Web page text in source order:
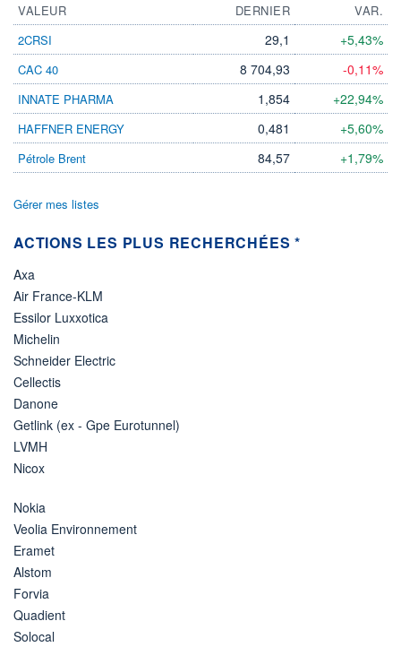
VALEUR DERNIER
VAR.
2CRSI
29,1 +5,43%
CAC 40 8 704,93 -0,11%
INNATE PHARMA 1,854 +22,94%
HAFFNER ENERGY 0,481 +5,60%
Pétrole Brent 84,57 +1,79%
Gérer mes listes
ACTIONS LES PLUS RECHERCHÉES *
Axa
Air France-KLM
Essilor Luxxotica
Michelin
Schneider Electric
Cellectis
Danone
Getlink (ex - Gpe Eurotunnel)
LVMH
Nicox
Nokia
Veolia Environnement
Eramet
Alstom
Forvia
Quadient
Solocal